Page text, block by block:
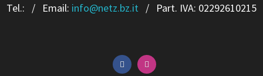
Tel.:
/ Email: info@netz.bz.it / Part. IVA: 02292610215